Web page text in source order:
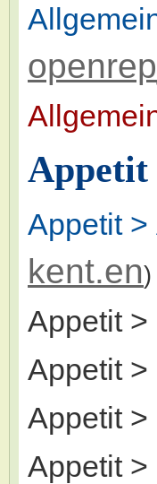
Appetit
Appetit >
kent.en)
Appetit >
Appetit >
Appetit
Appetit